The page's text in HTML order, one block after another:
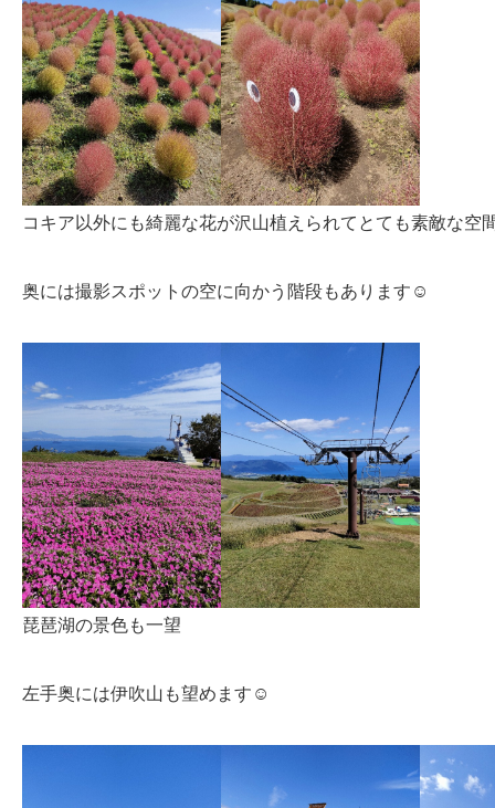
コキア以外にも綺麗な花が沢山植えられてとても素敵な空
奥には撮影スポットの空に向かう階段もあります☺️
琵琶湖の景色も一望
左手奥には伊吹山も望めます☺️